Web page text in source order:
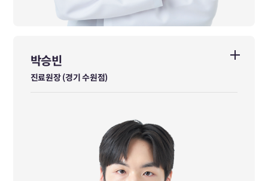
박승빈
진료원장 (경기 수원점)
박승빈
진료원장 (경기 수원점)
대구한의대학교 한의학과 졸업
前 미담한의원 진료원장
前 자임당한의원 진료원장